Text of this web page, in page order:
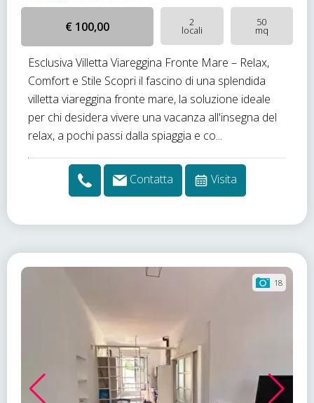
€ 100,00 2
locali
50
mq
Esclusiva Villetta Viareggina Fronte Mare – Relax,
Comfort e Stile Scopri il fascino di una splendida
villetta viareggina fronte mare, la soluzione ideale
per chi desidera vivere una vacanza all'insegna del
relax, a pochi passi dalla spiaggia e co...
Contatta Visita
18